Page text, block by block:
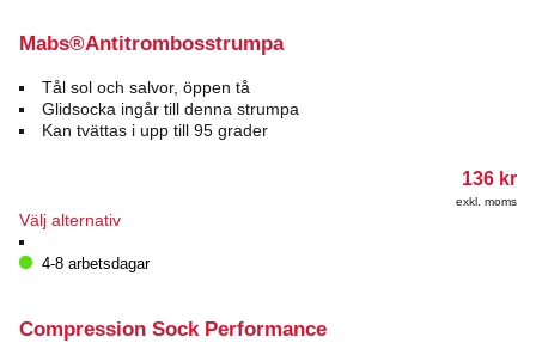
varianter.
olika
alternativen
kan
Mabs®Antitrombosstrumpa
Tål sol och salvor, öppen tå
Glidsocka ingår till denna strumpa
Kan tvättas i upp till 95 grader
136 kr
exkl. moms
Välj alternativDen
produkten
varianter.
4-8 arbetsdagar
Compression Sock Performance